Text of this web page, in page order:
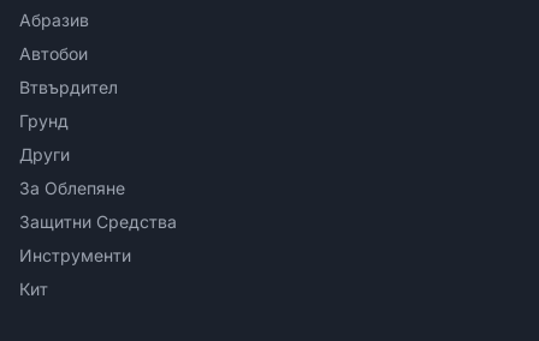
Абразив
Автобои
Втвърдител
Грунд
Други
За Облепяне
Защитни Средства
Инструменти
Кит